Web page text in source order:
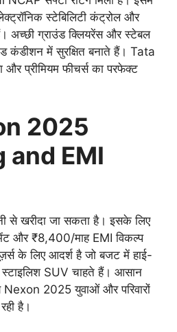
स्टेबिलिटी कंट्रोल और
अच्छी ग्राउंड क्लियरेंस और स्टेबल
कंडीशन में सुरक्षित बनाते हैं। Tata
प्रीमियम फीचर्स का परफेक्ट
2025
and EMI
से खरीदा जा सकता है। इसके लिए
और ₹8,400/माह EMI विकल्प
के लिए आदर्श है जो बजट में हाई-
SUV चाहते हैं। आसान
2025 युवाओं और परिवारों
है।